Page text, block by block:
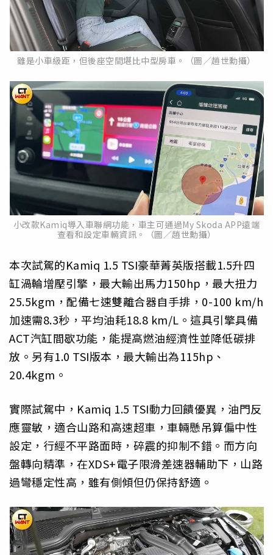
雖是小車級距，但後座空間堪比中型房車。（圖／趙世勳攝）
小改款Kamiq導入車聯網功能，車主可通過My Skoda APP遠端
查看和設定車輛資訊。（圖／趙世勳攝）
本次試駕的Kamiq 1.5 TSI豪華菁英版搭載1.5升四
缸渦輪增壓引擎，最大輸出馬力150hp，最大扭力
25.5kgm，配備七速雙離合器自手排，0-100 km/h
加速需8.3秒，平均油耗18.8 km/L。這具引擎具備
ACT汽缸間歇功能，能提高燃油經濟性並降低碳排
放。另有1.0 TSI版本，最大輸出為115hp、
20.4kgm。
實際試駕中，Kamiq 1.5 TSI動力回饋優異，油門反
應靈敏，適合山路和高速超車，車輛懸吊算偏中性
設定，行經不平路面時，碎震的抑制不錯。而方向
盤轉向精準，在XDS+電子限滑差速器輔助下，山路
過彎穩定性高，雖有側傾但仍保持舒適。